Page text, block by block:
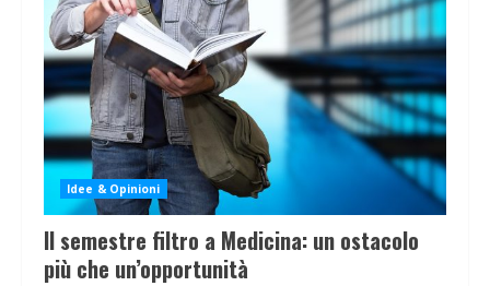
Idee & Opinioni
Il semestre filtro a Medicina: un ostacolo
più che un’opportunità